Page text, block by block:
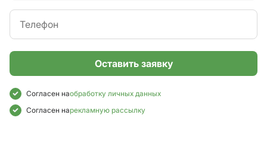
Оставить заявку
Согласен наобработку личных данных
Согласен нарекламную рассылку